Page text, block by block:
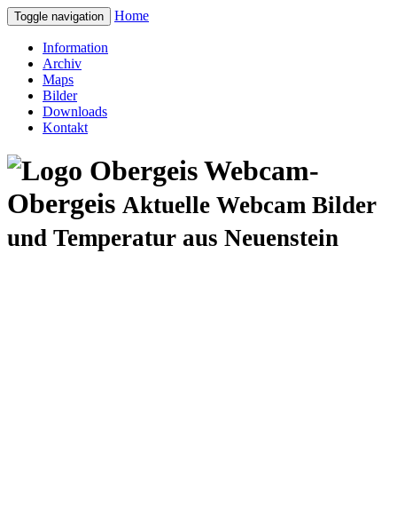
Toggle navigation Home
Information
Archiv
Maps
Bilder
Downloads
Kontakt
Webcam-
Obergeis Aktuelle Webcam Bilder
und Temperatur aus Neuenstein